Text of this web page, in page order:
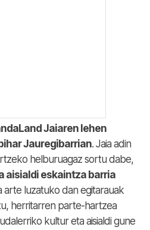
Jaiaren lehen
Jauregibarrian. Jaia adin
helburuagaz sortu dabe,
aisialdi eskaintza barria
arte luzatuko dan egitarauak
herritarren parte-hartzea
kultur eta aisialdi gune